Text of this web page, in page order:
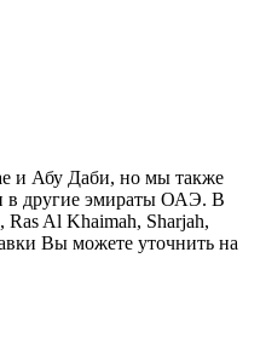
и Абу Даби, но мы также
в другие эмираты ОАЭ. В
Al Khaimah, Sharjah,
Вы можете уточнить на